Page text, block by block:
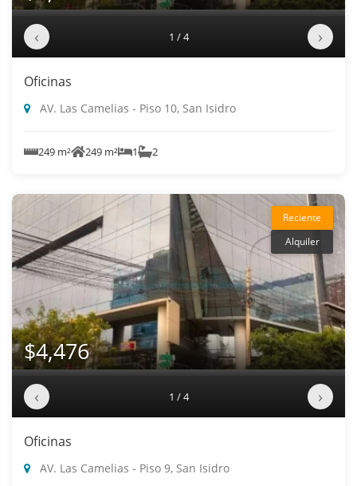
‹ 1 / 4 ›
Oficinas
AV. Las Camelias - Piso 10, San Isidro
249 m² 249 m² 1 2
Reciente
Alquiler
$4,476
‹ 1 / 4 ›
Oficinas
AV. Las Camelias - Piso 9, San Isidro